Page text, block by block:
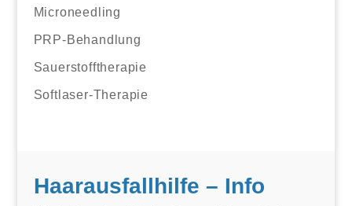
Microneedling
PRP-Behandlung
Sauerstofftherapie
Softlaser-Therapie
Haarausfallhilfe – Info